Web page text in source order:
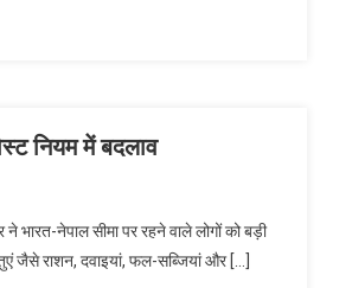
नियम में बदलाव
ने भारत-नेपाल सीमा पर रहने वाले लोगों को बड़ी
जैसे राशन, दवाइयां, फल-सब्जियां और […]